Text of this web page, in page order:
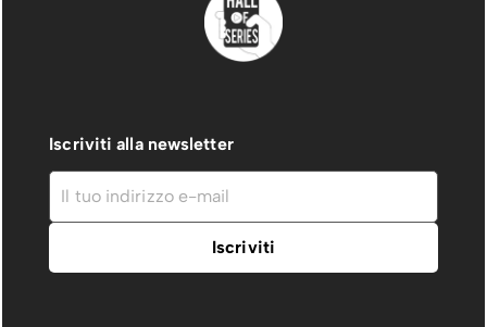
Iscriviti alla newsletter